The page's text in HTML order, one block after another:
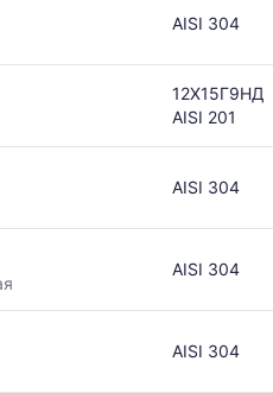
AISI 304
12Х15Г9НД
AISI 201
AISI 304
AISI 304
AISI 304